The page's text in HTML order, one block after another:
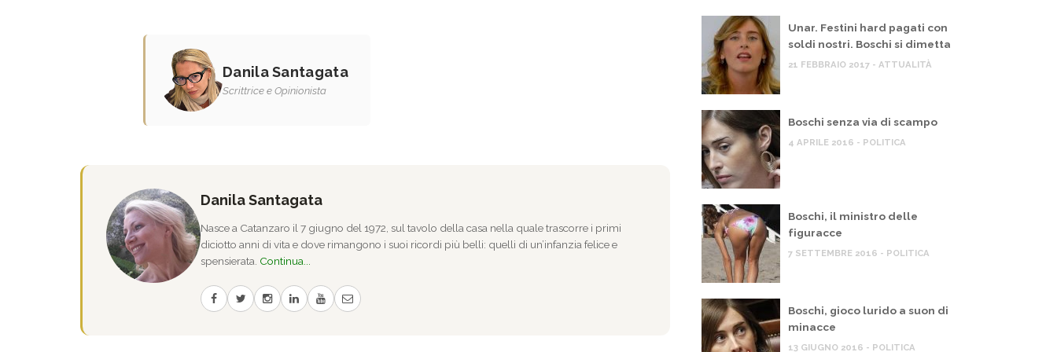
Danila Santagata
Scrittrice e Opinionista
Danila Santagata
Nasce a Catanzaro il 7 giugno del 1972, sul tavolo della casa nella quale trascorre i primi
diciotto anni di vita e dove rimangono i suoi ricordi più belli: quelli di un’infanzia felice e
spensierata. Continua...
Unar. Festini hard pagati con
soldi nostri. Boschi si dimetta
21 FEBBRAIO 2017 - ATTUALITÀ
Boschi senza via di scampo
4 APRILE 2016 - POLITICA
Boschi, il ministro delle
figuracce
7 SETTEMBRE 2016 - POLITICA
Boschi, gioco lurido a suon di
minacce
13 GIUGNO 2016 - POLITICA